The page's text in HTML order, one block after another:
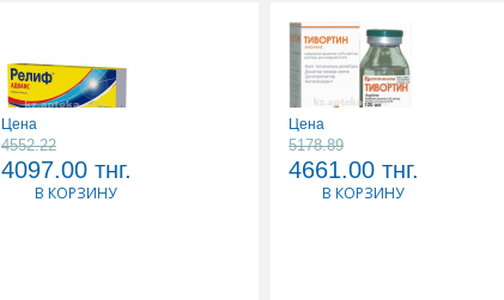
РЕЛИФ АДВАНС N12
СВЕЧИ РЕК
Цена
4552.22
4097.00 тнг.
В КОРЗИНУ
ТИВОРТИН 4,2% 100МЛ
Р-Р Д/ИНФУЗИЙ
Цена
5178.89
4661.00 тнг.
В КОРЗИНУ